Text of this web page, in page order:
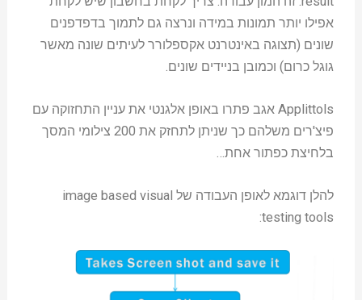
אפילו יותר תמונות במידה ונרצה גם לתמוך בדפדפנים
שונים (תצוגה באינטרנט אקספלורר לעיתים שונה מאשר
גוגל כרום) וכמובן בניידים שונים.
Applittols אגב פתרו באופן אלגנטי את עניין התחזוקה עם
פיצ'רים משלהם כך שניתן לתחזק את 200 צילומי המסך
בלחיצת כפתור אחת…
להלן דוגמא לאופן העבודה של image based visual
testing tools: